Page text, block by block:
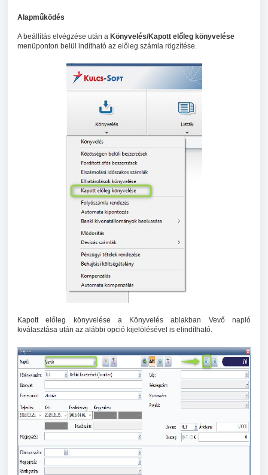
Alapműködés
A beállítás elvégzése után a Könyvelés/Kapott előleg könyvelése
menüponton belül indítható az előleg számla rögzítése.
Kapott előleg könyvelése a Könyvelés ablakban Vevő napló
kiválasztása után az alábbi opció kijelölésével is elindítható.